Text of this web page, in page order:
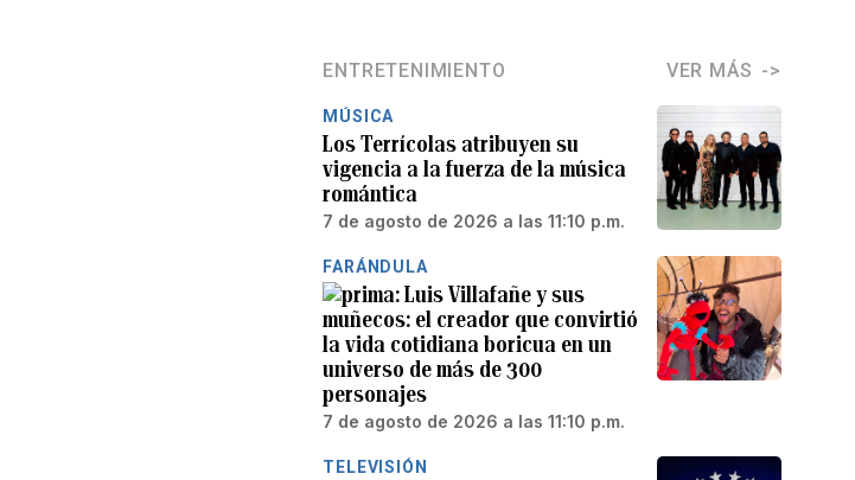
ENTRETENIMIENTO VER MÁS
MÚSICA
Los Terrícolas atribuyen su
vigencia a la fuerza de la música
romántica
7 de agosto de 2026 a las 11:10 p.m.
FARÁNDULA
Luis Villafañe y sus
muñecos: el creador que convirtió
la vida cotidiana boricua en un
universo de más de 300
personajes
7 de agosto de 2026 a las 11:10 p.m.
TELEVISIÓN